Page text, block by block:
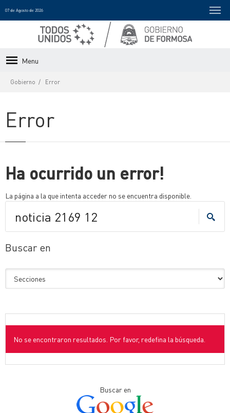
07 de Agosto de 2026
Menu
Gobierno Error
Error
Ha ocurrido un error!
La página a la que intenta acceder no se encuentra disponible.
Buscar en
No se encontraron resultados. Por favor, redefina la búsqueda.
Buscar en